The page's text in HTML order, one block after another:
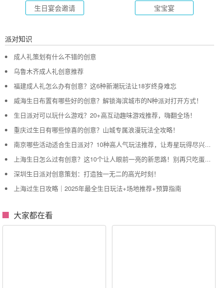
生日宴会邀请 宝宝宴
派对知识
成人礼策划有什么不错的创意
乌鲁木齐成人礼创意推荐
福建成人礼怎么办有创意？这6种新潮玩法让18岁终身难忘
威海生日布置有哪些好的创意？解锁海滨城市的N种派对打开方式！
生日派对可以玩什么游戏？20+高互动趣味游戏推荐，嗨翻全场！
重庆过生日有哪些惊喜的创意？山城专属浪漫玩法全攻略！
南京哪些活动适合生日派对？10种高人气玩法推荐，让寿星玩得尽兴又出片！
上海生日怎么过有创意？这10个让人眼前一亮的新思路！别再只吃蛋糕了
深圳生日派对创意策划：打造独一无二的高光时刻！
上海过生日攻略｜2025年最全生日玩法+场地推荐+预算指南
大家都在看